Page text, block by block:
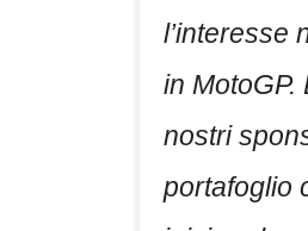
l’interesse
in MotoGP.
nostri
portafoglio